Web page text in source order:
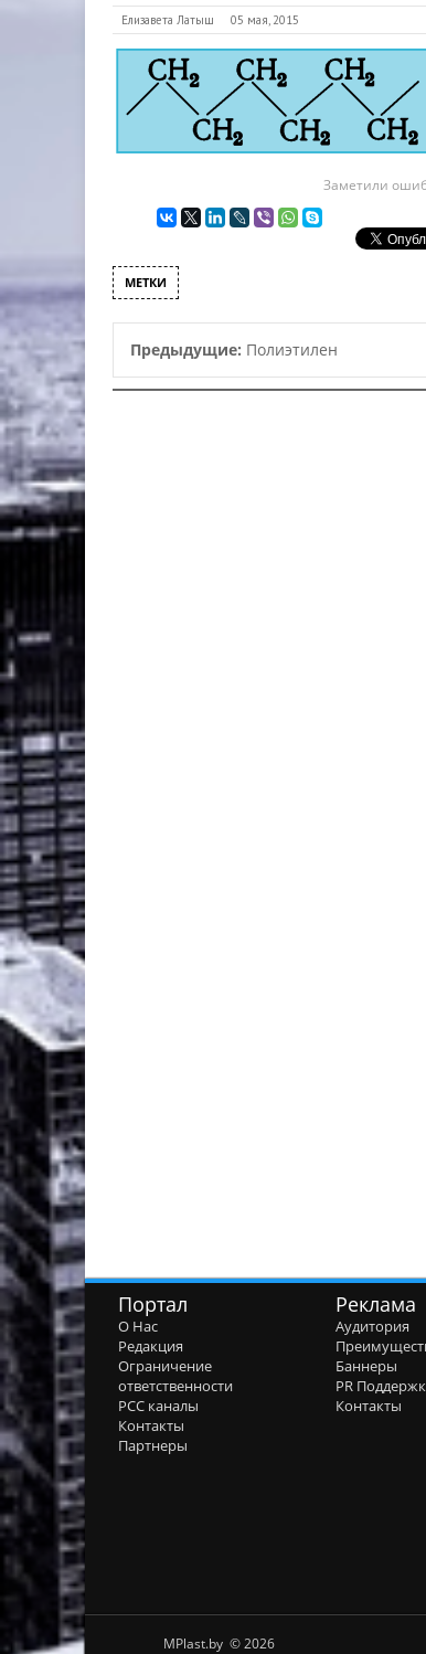
Елизавета Латыш 05 мая, 2015
Заметили
МЕТКИ
Предыдущие: Полиэтилен
Портал
О Нас
Редакция
Ограничение
ответственности
РСС каналы
Контакты
Партнеры
Реклама
Аудитория
Баннеры
PR
Контакты
MPlast.by © 2026